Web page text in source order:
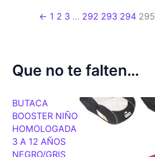
← 1 2 3 … 292 293 294 295
Que no te falten…
BUTACA
BOOSTER NIÑO
HOMOLOGADA
3 A 12 AÑOS
NEGRO/GRIS